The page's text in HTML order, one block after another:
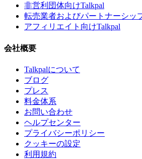
非営利団体向けTalkpal
転売業者およびパートナーシッ
アフィリエイト向けTalkpal
会社概要
Talkpalについて
ブログ
プレス
料金体系
お問い合わせ
ヘルプセンター
プライバシーポリシー
クッキーの設定
利用規約